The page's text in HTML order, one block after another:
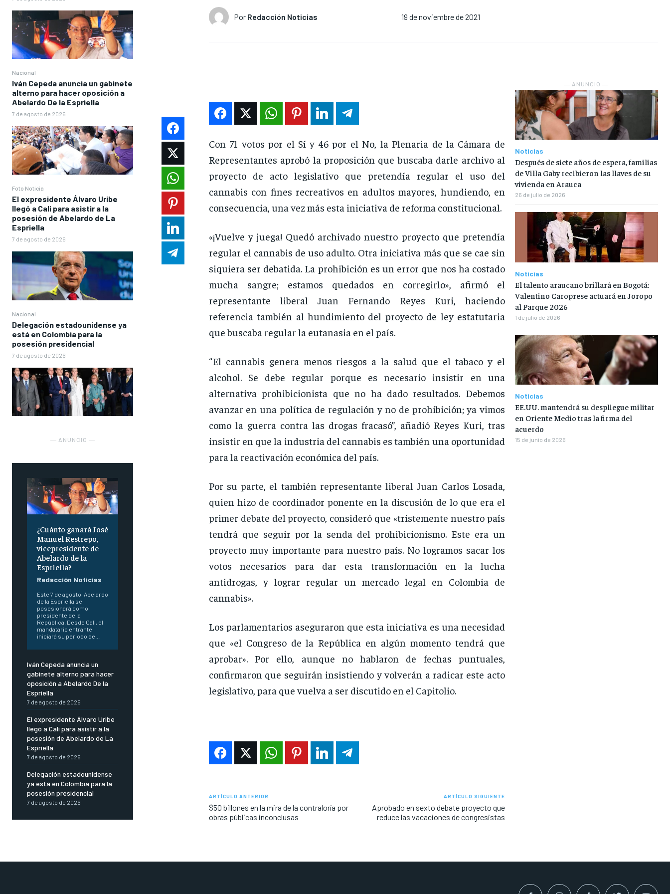
Nacional
Iván Cepeda anuncia un gabinete
alterno para hacer oposición a
Abelardo De la Espriella
7 de agosto de 2026
Foto Noticia
El expresidente Álvaro Uribe
llegó a Cali para asistir a la
posesión de Abelardo de La
Espriella
7 de agosto de 2026
Nacional
Delegación estadounidense ya
está en Colombia para la
posesión presidencial
7 de agosto de 2026
― ANUNCIO ―
¿Cuánto ganará José
Manuel Restrepo,
vicepresidente de
Abelardo de la
Espriella?
Redacción Noticias
Este 7 de agosto, Abelardo
de la Espriella se
posesionará como
presidente de la
República. Desde Cali, el
mandatario entrante
iniciará su periodo de...
Iván Cepeda anuncia un
gabinete alterno para hacer
oposición a Abelardo De la
Espriella
7 de agosto de 2026
El expresidente Álvaro Uribe
llegó a Cali para asistir a la
posesión de Abelardo de La
Espriella
7 de agosto de 2026
Delegación estadounidense
ya está en Colombia para la
posesión presidencial
7 de agosto de 2026
Por Redacción Noticias 19 de noviembre de 2021
Con 71 votos por el Sí y 46 por el No, la Plenaria de la Cámara de
Representantes aprobó la proposición que buscaba darle archivo al
proyecto de acto legislativo que pretendía regular el uso del
cannabis con fines recreativos en adultos mayores, hundiendo, en
consecuencia, una vez más esta iniciativa de reforma constitucional.
«¡Vuelve y juega! Quedó archivado nuestro proyecto que pretendía
regular el cannabis de uso adulto. Otra iniciativa más que se cae sin
siquiera ser debatida. La prohibición es un error que nos ha costado
mucha sangre; estamos quedados en corregirlo», afirmó el
representante liberal Juan Fernando Reyes Kuri, haciendo
referencia también al hundimiento del proyecto de ley estatutaria
que buscaba regular la eutanasia en el país.
“El cannabis genera menos riesgos a la salud que el tabaco y el
alcohol. Se debe regular porque es necesario insistir en una
alternativa prohibicionista que no ha dado resultados. Debemos
avanzar en una política de regulación y no de prohibición; ya vimos
como la guerra contra las drogas fracasó”, añadió Reyes Kuri, tras
insistir en que la industria del cannabis es también una oportunidad
para la reactivación económica del país.
Por su parte, el también representante liberal Juan Carlos Losada,
quien hizo de coordinador ponente en la discusión de lo que era el
primer debate del proyecto, consideró que «tristemente nuestro país
tendrá que seguir por la senda del prohibicionismo. Este era un
proyecto muy importante para nuestro país. No logramos sacar los
votos necesarios para dar esta transformación en la lucha
antidrogas, y lograr regular un mercado legal en Colombia de
cannabis».
Los parlamentarios aseguraron que esta iniciativa es una necesidad
que «el Congreso de la República en algún momento tendrá que
aprobar». Por ello, aunque no hablaron de fechas puntuales,
confirmaron que seguirán insistiendo y volverán a radicar este acto
legislativo, para que vuelva a ser discutido en el Capitolio.
ARTÍCULO ANTERIOR
$50 billones en la mira de la contraloría por
obras públicas inconclusas
ARTÍCULO SIGUIENTE
Aprobado en sexto debate proyecto que
reduce las vacaciones de congresistas
― ANUNCIO ―
Noticias
Después de siete años de espera, familias
de Villa Gaby recibieron las llaves de su
vivienda en Arauca
26 de julio de 2026
Noticias
El talento araucano brillará en Bogotá:
Valentino Caroprese actuará en Joropo
al Parque 2026
1 de julio de 2026
Noticias
EE.UU. mantendrá su despliegue militar
en Oriente Medio tras la firma del
acuerdo
15 de junio de 2026